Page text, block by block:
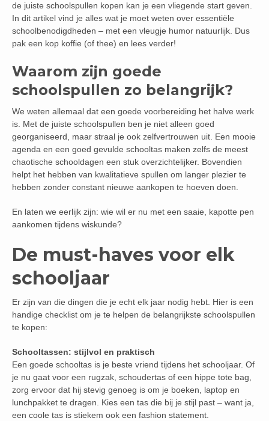
de juiste schoolspullen kopen kan je een vliegende start geven.
In dit artikel vind je alles wat je moet weten over essentiële
schoolbenodigdheden – met een vleugje humor natuurlijk. Dus
pak een kop koffie (of thee) en lees verder!
Waarom zijn goede
schoolspullen zo belangrijk?
We weten allemaal dat een goede voorbereiding het halve werk
is. Met de juiste schoolspullen ben je niet alleen goed
georganiseerd, maar straal je ook zelfvertrouwen uit. Een mooie
agenda en een goed gevulde schooltas maken zelfs de meest
chaotische schooldagen een stuk overzichtelijker. Bovendien
helpt het hebben van kwalitatieve spullen om langer plezier te
hebben zonder constant nieuwe aankopen te hoeven doen.
En laten we eerlijk zijn: wie wil er nu met een saaie, kapotte pen
aankomen tijdens wiskunde?
De must-haves voor elk
schooljaar
Er zijn van die dingen die je echt elk jaar nodig hebt. Hier is een
handige checklist om je te helpen de belangrijkste schoolspullen
te kopen:
Schooltassen: stijlvol en praktisch
Een goede schooltas is je beste vriend tijdens het schooljaar. Of
je nu gaat voor een rugzak, schoudertas of een hippe tote bag,
zorg ervoor dat hij stevig genoeg is om je boeken, laptop en
lunchpakket te dragen. Kies een tas die bij je stijl past – want ja,
een coole tas is stiekem ook een fashion statement.